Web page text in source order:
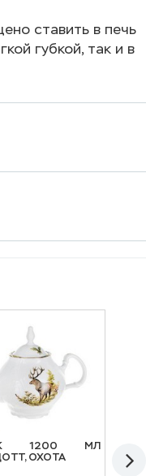
ставить в печь
губкой, так и в
1200 МЛ
ОХОТА